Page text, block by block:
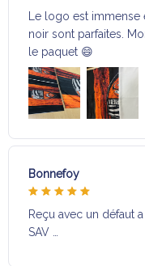
Le logo est
noir sont parfaites.
le paquet 😄
Bonnefoy
Reçu avec un défaut
SAV …